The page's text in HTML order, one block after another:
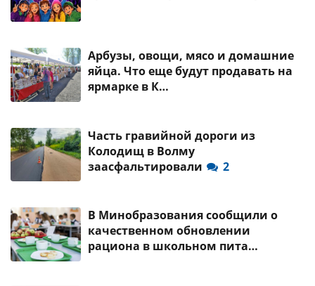
Арбузы, овощи, мясо и домашние
яйца. Что еще будут продавать на
ярмарке в К…
Часть гравийной дороги из
Колодищ в Волму
заасфальтировали
2
В Минобразования сообщили о
качественном обновлении
рациона в школьном пита…